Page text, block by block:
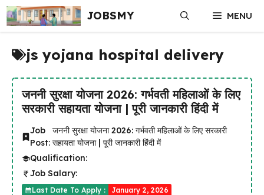
Skip
to
content
JOBSMY MENU
js yojana hospital delivery
जननी सुरक्षा योजना 2026: गर्भवती महिलाओं के लिए
सरकारी सहायता योजना | पूरी जानकारी हिंदी में
Job
Post:
जननी सुरक्षा योजना 2026: गर्भवती महिलाओं के लिए सरकारी
सहायता योजना | पूरी जानकारी हिंदी में
Qualification:
Job Salary:
Last Date To Apply : January 2, 2026